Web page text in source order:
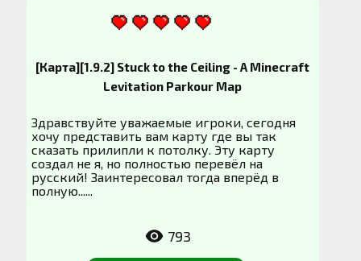
[Карта][1.9.2] Stuck to the Ceiling - A Minecraft
Levitation Parkour Map
Здравствуйте уважаемые игроки, сегодня
хочу представить вам карту где вы так
сказать прилипли к потолку. Эту карту
создал не я, но полностью перевёл на
русский! Заинтересовал тогда вперёд в
полную......
793